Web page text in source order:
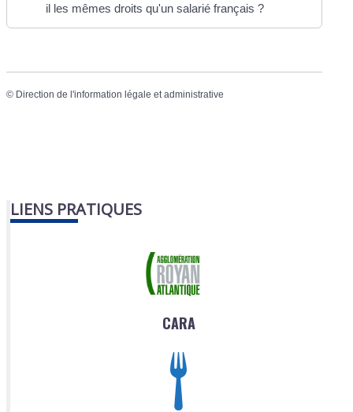
il les mêmes droits qu'un salarié français ?
© Direction de l'information légale et administrative
LIENS PRATIQUES
CARA